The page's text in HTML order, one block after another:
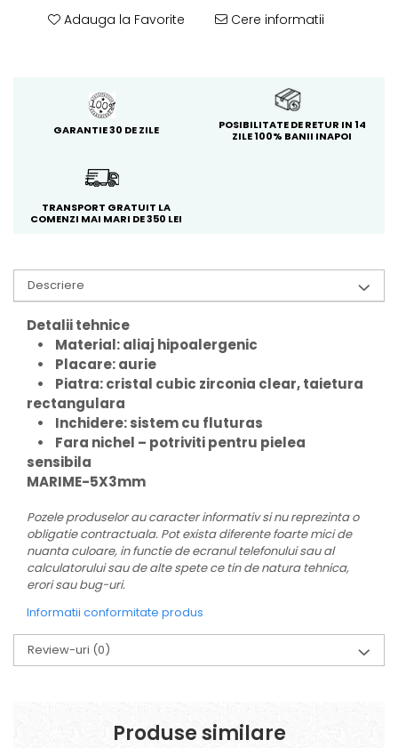
Adauga la Favorite Cere informatii
GARANTIE 30 DE ZILE
POSIBILITATE DE RETUR IN 14
ZILE 100% BANII INAPOI
TRANSPORT GRATUIT LA
COMENZI MAI MARI DE 350 LEI
Descriere
Detalii tehnice
• Material: aliaj hipoalergenic
• Placare: aurie
• Piatra: cristal cubic zirconia clear, taietura
rectangulara
• Inchidere: sistem cu fluturas
• Fara nichel – potriviti pentru pielea
sensibila
MARIME-5X3mm
Pozele produselor au caracter informativ si nu reprezinta o
obligatie contractuala. Pot exista diferente foarte mici de
nuanta culoare, in functie de ecranul telefonului sau al
calculatorului sau de alte spete ce tin de natura tehnica,
erori sau bug-uri.
Informatii conformitate produs
Review-uri (0)
Produse similare